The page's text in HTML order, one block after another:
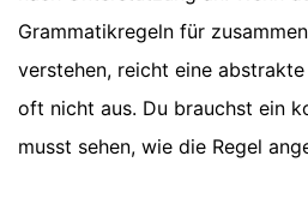
Grammatikregeln für
verstehen, reicht eine
oft nicht aus. Du brauchst ein
musst sehen, wie die Regel